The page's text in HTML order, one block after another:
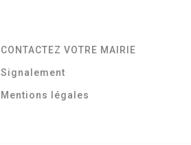
CONTACTEZ VOTRE MAIRIE
Signalement
Mentions légales